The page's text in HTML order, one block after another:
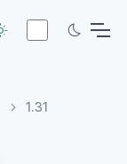
1.31